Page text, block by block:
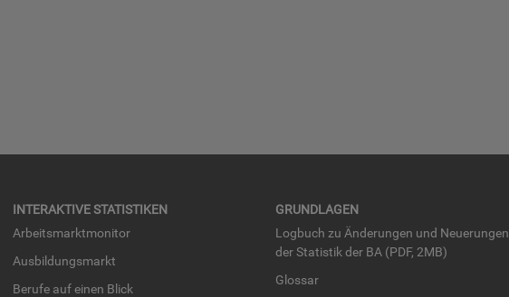
IN­TER­AK­TI­VE STA­TIS­TI­KEN
Ar­beits­markt­mo­ni­tor
Aus­bil­dungs­markt
Be­ru­fe auf einen Blick
GRUND­LA­GEN
Log­buch zu Än­de­run­gen und Neue­run­gen
der Sta­tis­tik der BA (PDF, 2MB)
Glos­sar